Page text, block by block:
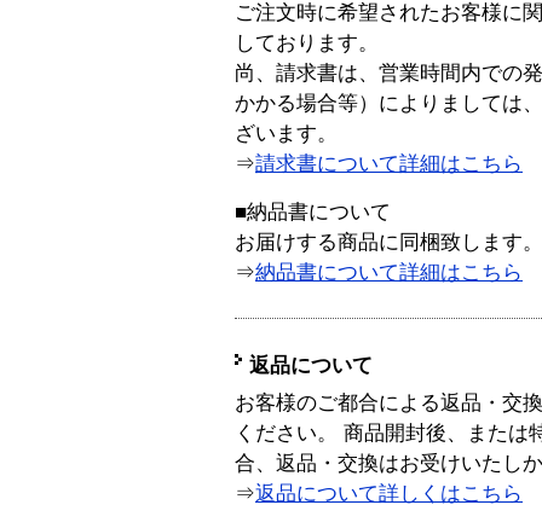
ご注文時に希望されたお客様に
しております。
尚、請求書は、営業時間内での
かかる場合等）によりましては
ざいます。
⇒請求書について詳細はこちら
■納品書について
お届けする商品に同梱致します。
⇒納品書について詳細はこちら
返品について
お客様のご都合による返品・交
ください。 商品開封後、または
合、返品・交換はお受けいたし
⇒返品について詳しくはこちら